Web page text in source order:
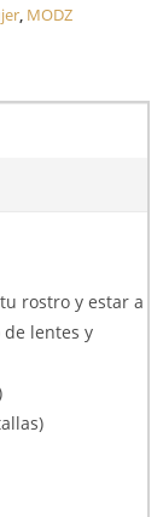
, MODZ
rostro y estar a
lentes y